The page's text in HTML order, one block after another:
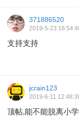
371886520
2019-5-23
支持支持
jcrain123
2019-6-11
顶帖,能不能脱离小